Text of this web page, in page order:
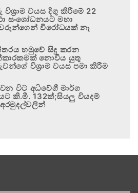
වයස දිගු කිරීමේ 22
සංශෝධනයට මහා
විරෝධයක් නෑ
හමුවේ සිදු කරන
නොවිය යුතු
විශ්‍රාම වයස පමා කිරීම
විට අධිවේගී මාර්ග
කි.මී. 132ක්;සියලු වියදම්